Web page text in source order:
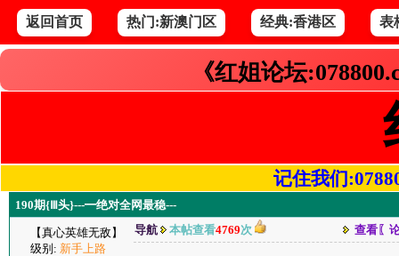
返回首页 热门:新澳门区 经典:香港区 表
《红姐论坛
记住我们
190期{Ⅲ头}---━绝对全网最稳---
【真心英雄无敌】
级别: 新手上路
导航 本帖查看4769次 查看〖